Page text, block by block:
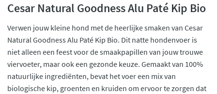
Cesar Natural Goodness Alu Paté Kip Bio
Verwen jouw kleine hond met de heerlijke smaken van Cesar
Natural Goodness Alu Paté Kip Bio. Dit natte hondenvoer is
niet alleen een feest voor de smaakpapillen van jouw trouwe
viervoeter, maar ook een gezonde keuze. Gemaakt van 100%
natuurlijke ingrediënten, bevat het voer een mix van
biologische kip, groenten en kruiden om ervoor te zorgen dat